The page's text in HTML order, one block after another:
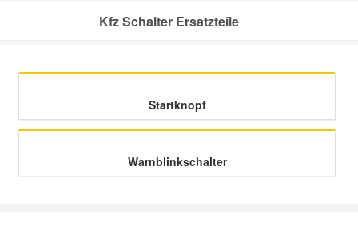
Kfz Schalter Ersatzteile
Startknopf
Warnblinkschalter
Nissan Ersatzteile
Porsche Ersatzteile
Seat Ersatzteile